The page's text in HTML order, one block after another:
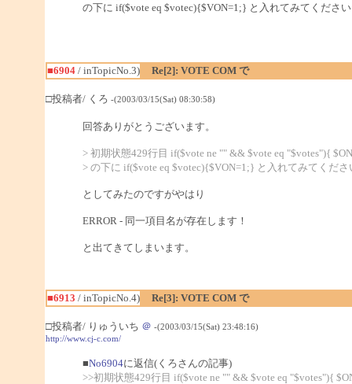
の下に if($vote eq $votec){$VON=1;} と入れてみてくださ
■6904/ inTopicNo.3) Re[2]: VOTE COM で
□投稿者/ くろ -(2003/03/15(Sat) 08:30:58)
回答ありがとうございます。
> 初期状態429行目 if($vote ne "" && $vote eq "$votes"){
> の下に if($vote eq $votec){$VON=1;} と入れてみてくださ
としてみたのですがやはり
ERROR - 同一項目名が存在します！
と出てきてしまいます。
■6913 / inTopicNo.4) Re[3]: VOTE COM で
□投稿者/ りゅういち ＠ -(2003/03/15(Sat) 23:48:16)
http://www.cj-c.com/
■No6904に返信(くろさんの記事)
>>初期状態429行目 if($vote ne "" && $vote eq "$votes"){